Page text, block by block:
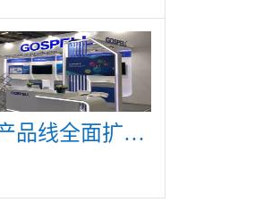
高斯贝尔产品线全面扩展，众多新产品亮相CommunicAsia 2019